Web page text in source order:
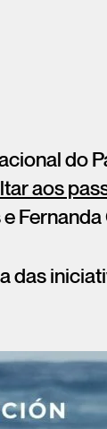
do
aos
das